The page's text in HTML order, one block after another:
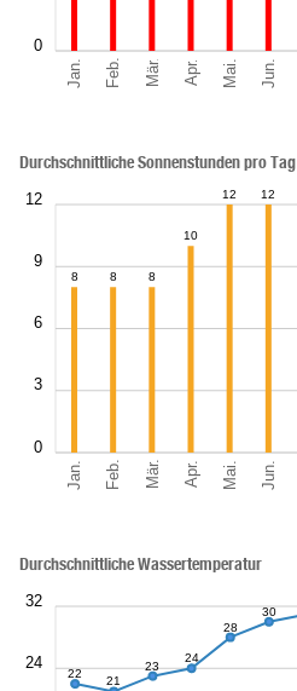
Jan. Feb. Mär. Apr. Mai. Jun.
0
Jan. Feb. Mär. Apr. Mai. Jun.
0
3
6
9
12
Durchschnittliche Sonnenstunden pro Tag
8 8 8
10
12 12
24
32
Durchschnittliche Wassertemperatur
22
21
23
24
28
30